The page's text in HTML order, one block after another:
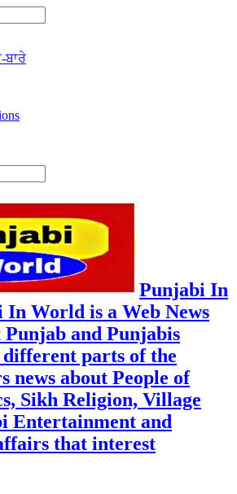
ਬਾਰੇ
Punjabi In
World is a Web News
Punjab and Punjabis
parts of the
news about People of
Sikh Religion, Village
Entertainment and
that interest